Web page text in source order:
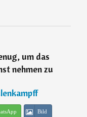
um das
nehmen zu
Bild